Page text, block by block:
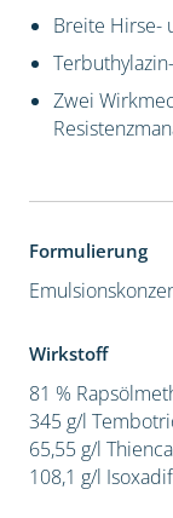
Breite Hirse-
Zwei
Formulierung
Wirkstoff
81 %
345 g/l
65,55 g/l
108,1 g/l